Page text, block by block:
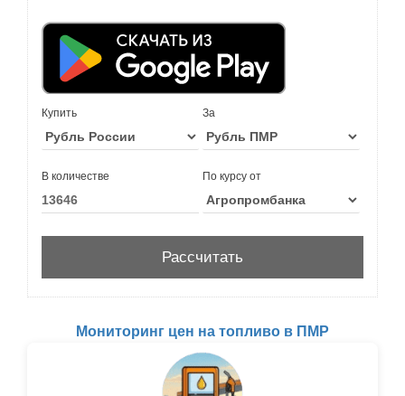
Купить За
В количестве По курсу от
Мониторинг цен на топливо в ПМР